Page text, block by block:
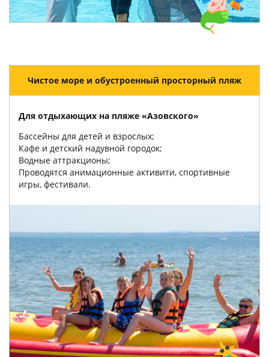
Чистое море и обустроенный просторный пляж
Для отдыхающих на пляже «Азовского»
Бассейны для детей и взрослых;
Кафе и детский надувной городок;
Водные аттракционы;
Проводятся анимационные активити, спортивные
игры, фестивали.